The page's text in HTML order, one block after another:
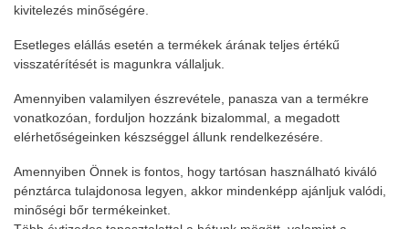
kivitelezés minőségére.
Esetleges elállás esetén a termékek árának teljes értékű
visszatérítését is magunkra vállaljuk.
Amennyiben valamilyen észrevétele, panasza van a termékre
vonatkozóan, forduljon hozzánk bizalommal, a megadott
elérhetőségeinken készséggel állunk rendelkezésére.
Amennyiben Önnek is fontos, hogy tartósan használható kiváló
pénztárca tulajdonosa legyen, akkor mindenképp ajánljuk valódi,
minőségi bőr termékeinket.